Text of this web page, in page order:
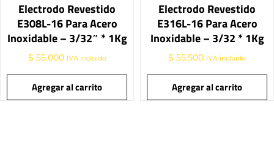
Electrodo Revestido
E308L-16 Para Acero
Inoxidable – 3/32″ * 1Kg
$ 55.000 IVA incluido
Agregar al carrito
Electrodo Revestido
E316L-16 Para Acero
Inoxidable – 3/32 * 1Kg
$ 55.500 IVA incluido
Agregar al carrito